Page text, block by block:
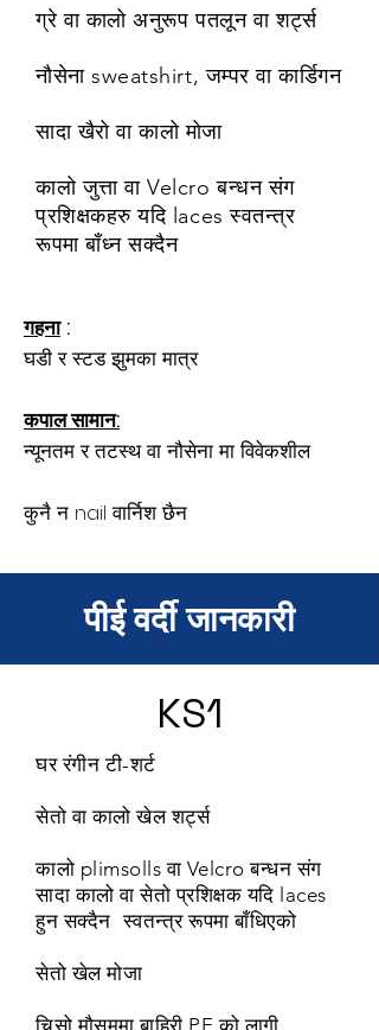
ग्रे वा कालो अनुरूप पतलून वा शर्ट्स
नौसेना sweatshirt, जम्पर वा कार्डिगन
सादा खैरो वा कालो मोजा
कालो जुत्ता वा Velcro बन्धन संग
प्रशिक्षकहरु यदि laces स्वतन्त्र
रूपमा बाँध्न सक्दैन
गहना :
घडी र स्टड झुमका मात्र
कपाल सामान:
न्यूनतम र तटस्थ वा नौसेना मा विवेकशील
कुनै न nail वार्निश छैन
पीई वर्दी जानकारी
KS1
घर रंगीन टी-शर्ट
सेतो वा कालो खेल शर्ट्स
कालो plimsolls वा Velcro बन्धन संग
सादा कालो वा सेतो प्रशिक्षक यदि laces
हुन सक्दैन स्वतन्त्र रूपमा बाँधिएको
सेतो खेल मोजा
चिसो मौसममा बाहिरी PE को लागी